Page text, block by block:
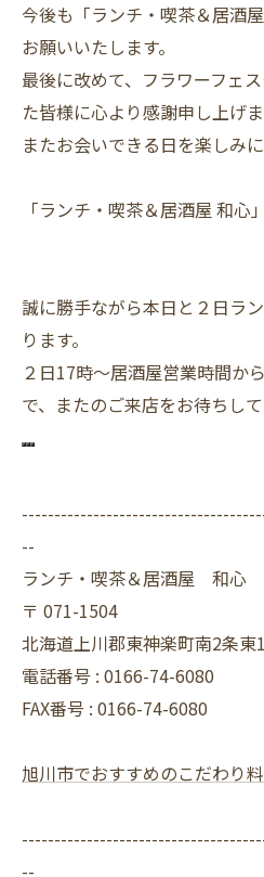
今後も「ランチ・喫茶＆居酒
お願いいたします。
最後に改めて、フラワーフェ
た皆様に心より感謝申し上げま
またお会いできる日を楽しみに
「ランチ・喫茶＆居酒屋 和心
誠に勝手ながら本日と２日ラ
ります。
２日17時～居酒屋営業時間か
で、またのご来店をお待ちして
--
ランチ・喫茶＆居酒屋 和心
〒 071-1504
北海道上川郡東神楽町南2条東
電話番号 : 0166-74-6080
FAX番号 : 0166-74-6080
旭川市でおすすめのこだわり
--